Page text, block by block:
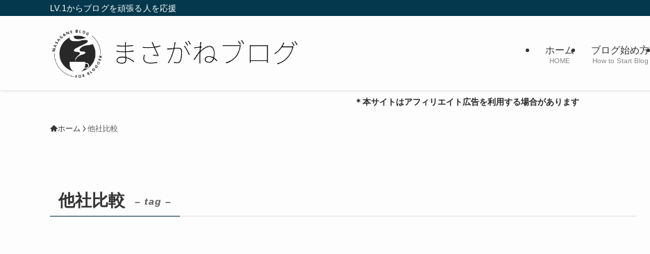
LV.1からブログを頑張る人を応援
ホーム
HOME
ブログ始め方
How to Start Blog
＊本サイトはアフィリエイト広告を利用する場合があります
ホーム 他社比較
他社比較 – tag –